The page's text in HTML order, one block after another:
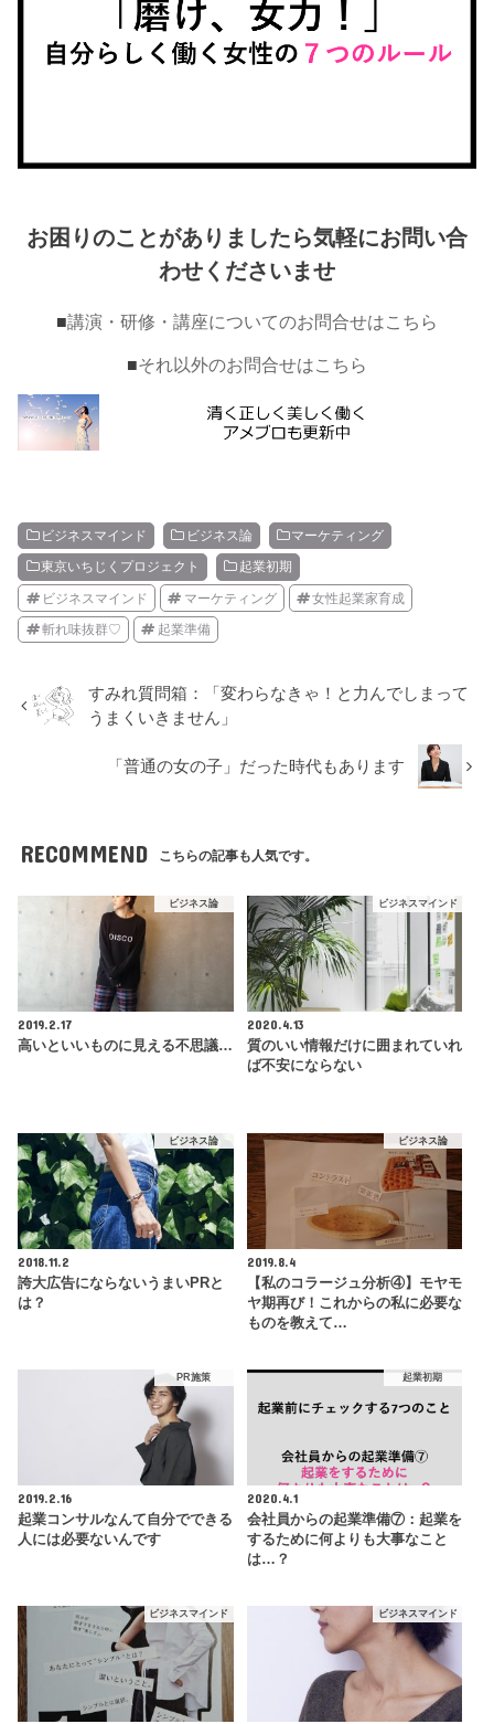
お困りのことがありましたら気軽にお問い合
わせくださいませ
■講演・研修・講座についてのお問合せはこちら
■それ以外のお問合せはこちら
ビジネスマインド ビジネス論 マーケティング
東京いちじくプロジェクト 起業初期
ビジネスマインド マーケティング 女性起業家育成
斬れ味抜群♡ 起業準備
すみれ質問箱：「変わらなきゃ！と力んでしまって
うまくいきません」
「普通の女の子」だった時代もあります
RECOMMEND こちらの記事も人気です。
ビジネス論
2019.2.17
高いといいものに見える不思議…
ビジネスマインド
2020.4.13
質のいい情報だけに囲まれていれ
ば不安にならない
ビジネス論
2018.11.2
誇大広告にならないうまいPRと
は？
ビジネス論
2019.8.4
【私のコラージュ分析④】モヤモ
ヤ期再び！これからの私に必要な
ものを教えて…
PR施策
2019.2.16
起業コンサルなんて自分でできる
人には必要ないんです
起業初期
2020.4.1
会社員からの起業準備⑦：起業を
するために何よりも大事なこと
は…？
ビジネスマインド ビジネスマインド